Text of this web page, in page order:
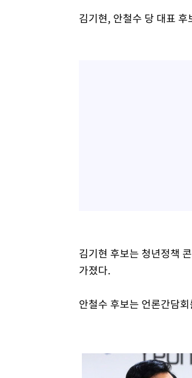
김기현, 안철수 당 대표
김기현 후보는 청년정책
가졌다.
안철수 후보는 언론간담